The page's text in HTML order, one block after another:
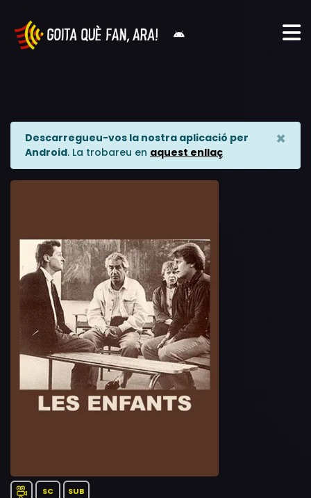
Descarregueu-vos la nostra aplicació per
Android. La trobareu en aquest enllaç
×
SC SUB